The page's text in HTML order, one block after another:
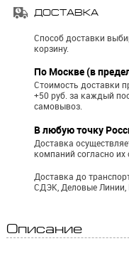
ДОСТАВКА
Способ доставки
корзину.
По Москве (в
Стоимость доставки
+50 руб. за каждый
самовывоз.
В любую точку
Доставка
компаний согласно
Доставка до
СДЭК, Деловые Линии,
Описание